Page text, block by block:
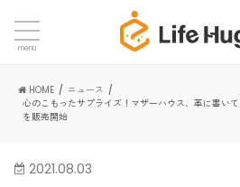
menu
HOME
ニュース
心のこもったサプライズ！マザーハウス、革に書い
を販売開始
2021.08.03